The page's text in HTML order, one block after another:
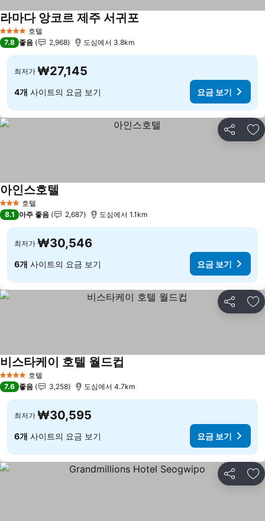
4 성급 호텔
라마다 앙코르 제주 서귀포
7.8 좋음 2,968 도심에서 3.8km
최저가 ₩27,145
4개 사이트의 요금 보기 요금 보기
공유 즐
3 성급 호텔
아인스호텔
8.1 아주 좋음 2,687 도심에서 1.1km
최저가 ₩30,546
6개 사이트의 요금 보기 요금 보기
공유 즐
4 성급 호텔
비스타케이 호텔 월드컵
7.6 좋음 3,258 도심에서 4.7km
최저가 ₩30,595
6개 사이트의 요금 보기 요금 보기
공유 즐